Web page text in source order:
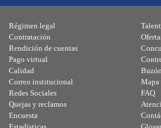
Régimen legal
Contratación
Rendición de cuentas
Pago virtual
Calidad
Correo institucional
Redes Sociales
Quejas y reclamos
Encuesta
Mapa
FAQ